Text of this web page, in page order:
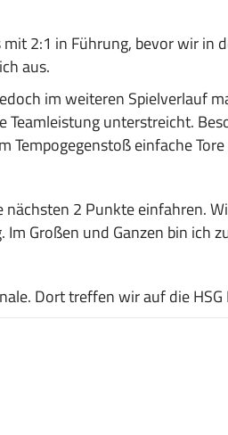
2:1 in Führung, bevor wir in
aus.
im weiteren Spielverlauf
unterstreicht.
Tempogegenstoß einfache
2 Punkte einfahren.
Großen und Ganzen bin ich
Dort treffen wir auf die HSG